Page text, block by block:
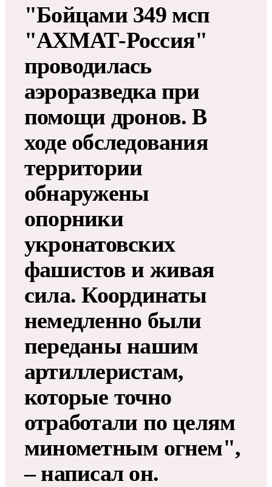
"Бойцами 349 мсп
"АХМАТ-Россия"
проводилась
аэроразведка при
помощи дронов. В
ходе обследования
территории
обнаружены
опорники
укронатовских
фашистов и живая
сила. Координаты
немедленно были
переданы нашим
артиллеристам,
которые точно
отработали по целям
минометным огнем",
– написал он.